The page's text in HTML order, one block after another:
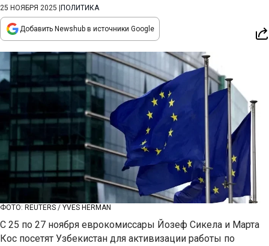
25 НОЯБРЯ 2025 ПОЛИТИКА
Добавить Newshub в источники Google
ФОТО: REUTERS / YVES HERMAN
С 25 по 27 ноября еврокомиссары Йозеф Сикела и Марта
Кос посетят Узбекистан для активизации работы по